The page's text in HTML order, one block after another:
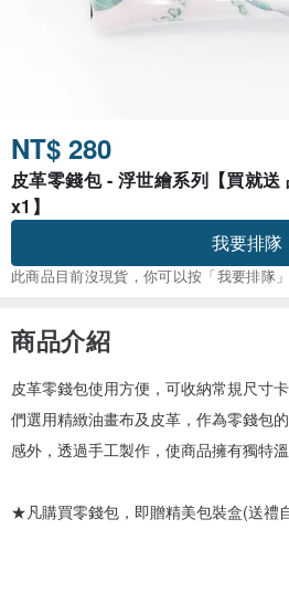
NT$ 280
皮革零錢包 - 浮世繪系列【買就
x1】
我要排隊
此商品目前沒現貨，你可以按「我要排隊
商品介紹
皮革零錢包使用方便，可收納常規尺寸
們選用精緻油畫布及皮革，作為零錢包
感外，透過手工製作，使商品擁有獨特溫
★凡購買零錢包，即贈精美包裝盒(送禮